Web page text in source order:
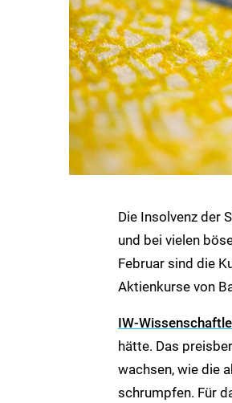
Die Insolvenz der
und bei vielen
Februar sind die
Aktienkurse von
IW-
hätte. Das
wachsen, wie die
schrumpfen. Für